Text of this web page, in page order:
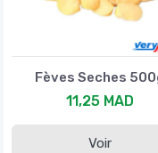
Fèves Seches
11,25 MAD
Voir